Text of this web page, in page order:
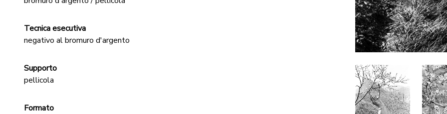
Tecnica esecutiva
negativo al bromuro d'argento
Supporto
pellicola
Formato